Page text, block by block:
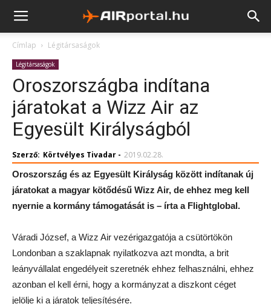
Címlap Légitársaságok
Légitársaságok
Oroszországba indítana
járatokat a Wizz Air az
Egyesült Királyságból
Szerző: Körtvélyes Tivadar - 2019.02.28.
Oroszország és az Egyesült Királyság között indítanak új
járatokat a magyar kötődésű Wizz Air, de ehhez meg kell
nyernie a kormány támogatását is – írta a Flightglobal.
Váradi József, a Wizz Air vezérigazgatója a csütörtökön
Londonban a szaklapnak nyilatkozva azt mondta, a brit
leányvállalat engedélyeit szeretnék ehhez felhasználni, ehhez
azonban el kell érni, hogy a kormányzat a diszkont céget
jelölje ki a járatok teljesítésére.